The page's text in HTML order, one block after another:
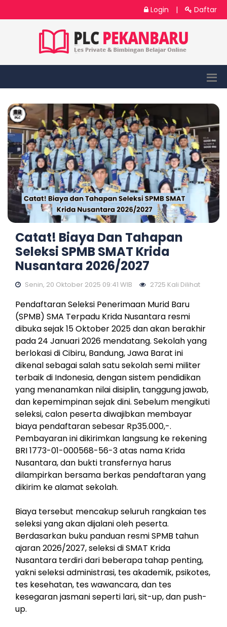
Login | Daftar
Catat! Biaya Dan Tahapan
Seleksi SPMB SMAT Krida
Nusantara 2026/2027
Senin, 20 Oktober 2025 09:41 WIB 2725 Kali Dilihat
Pendaftaran Seleksi Penerimaan Murid Baru
(SPMB) SMA Terpadu Krida Nusantara resmi
dibuka sejak 15 Oktober 2025 dan akan berakhir
pada 24 Januari 2026 mendatang. Sekolah yang
berlokasi di Cibiru, Bandung, Jawa Barat ini
dikenal sebagai salah satu sekolah semi militer
terbaik di Indonesia, dengan sistem pendidikan
yang menanamkan nilai disiplin, tanggung jawab,
dan kepemimpinan sejak dini. Sebelum mengikuti
seleksi, calon peserta diwajibkan membayar
biaya pendaftaran sebesar Rp35.000,-.
Pembayaran ini dikirimkan langsung ke rekening
BRI 1773-01-000568-56-3 atas nama Krida
Nusantara, dan bukti transfernya harus
dilampirkan bersama berkas pendaftaran yang
dikirim ke alamat sekolah.
Biaya tersebut mencakup seluruh rangkaian tes
seleksi yang akan dijalani oleh peserta.
Berdasarkan buku panduan resmi SPMB tahun
ajaran 2026/2027, seleksi di SMAT Krida
Nusantara terdiri dari beberapa tahap penting,
yakni seleksi administrasi, tes akademik, psikotes,
tes kesehatan, tes wawancara, dan tes
kesegaran jasmani seperti lari, sit-up, dan push-
up.